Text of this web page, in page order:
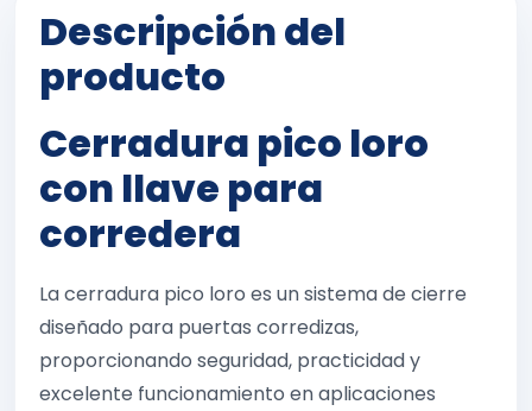
Descripción del
producto
Cerradura pico loro
con llave para
corredera
La cerradura pico loro es un sistema de cierre
diseñado para puertas corredizas,
proporcionando seguridad, practicidad y
excelente funcionamiento en aplicaciones